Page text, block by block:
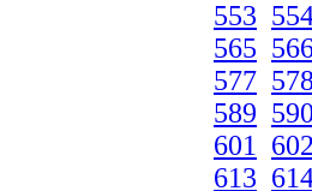
553
565
577
589
601
613